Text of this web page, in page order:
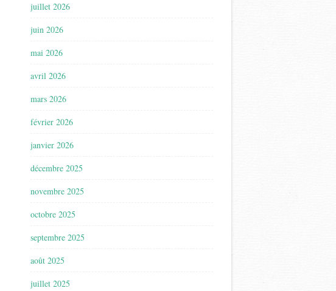
juillet 2026
juin 2026
mai 2026
avril 2026
mars 2026
février 2026
janvier 2026
décembre 2025
novembre 2025
octobre 2025
septembre 2025
août 2025
juillet 2025